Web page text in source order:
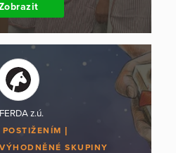
z.ú.
SKUPINY